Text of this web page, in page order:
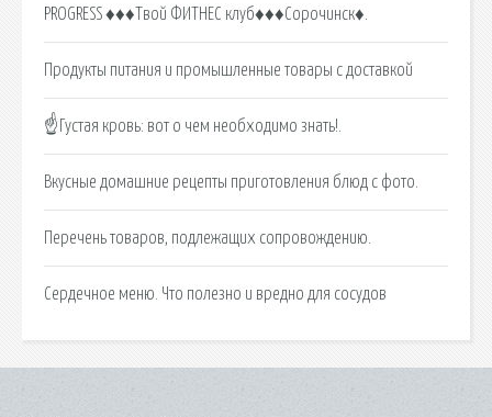
PROGRESS ♦♦♦Твой ФИТНЕС клуб♦♦♦Сорочинск♦.
Продукты питания и промышленные товары с доставкой
☝Густая кровь: вот о чем необходимо знать!.
Вкусные домашние рецепты приготовления блюд с фото.
Перечень товаров, подлежащих сопровождению.
Сердечное меню. Что полезно и вредно для сосудов